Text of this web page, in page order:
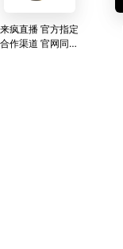
来疯直播 官方指定
合作渠道 官网同价